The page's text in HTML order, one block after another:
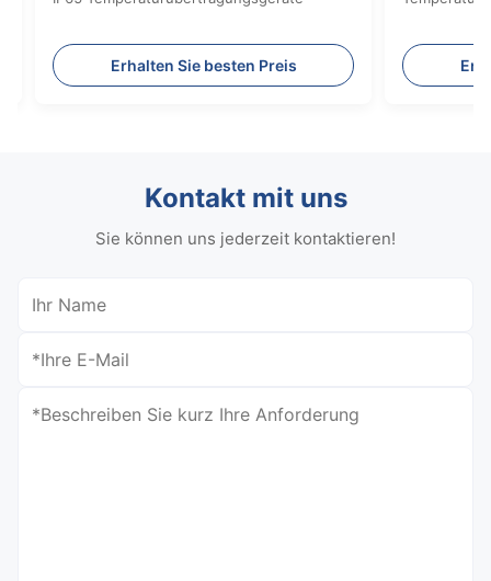
Preis Erhalten Sie besten Preis
Kontakt mit uns
Sie können uns jederzeit kontaktieren!